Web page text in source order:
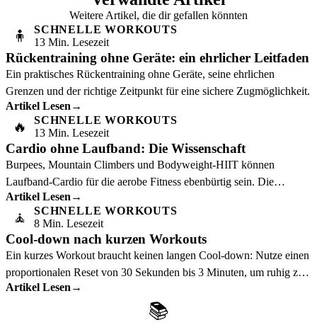
Weitere Artikel, die dir gefallen könnten
🧍
SCHNELLE WORKOUTS
13 Min. Lesezeit
Rückentraining ohne Geräte: ein ehrlicher Leitfaden
Ein praktisches Rückentraining ohne Geräte, seine ehrlichen
Grenzen und der richtige Zeitpunkt für eine sichere Zugmöglichkeit.
Artikel Lesen→
🔥
SCHNELLE WORKOUTS
13 Min. Lesezeit
Cardio ohne Laufband: Die Wissenschaft
Burpees, Mountain Climbers und Bodyweight-HIIT können
Laufband-Cardio für die aerobe Fitness ebenbürtig sein. Die
Sportwissenschaft erklärt warum.
Artikel Lesen→
🧘
SCHNELLE WORKOUTS
8 Min. Lesezeit
Cool-down nach kurzen Workouts
Ein kurzes Workout braucht keinen langen Cool-down: Nutze einen
proportionalen Reset von 30 Sekunden bis 3 Minuten, um ruhig zu
enden.
Artikel Lesen→
📚